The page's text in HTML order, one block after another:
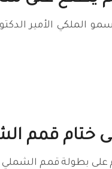
الملكي الأمير
ختام قمم
على بطولة قمم